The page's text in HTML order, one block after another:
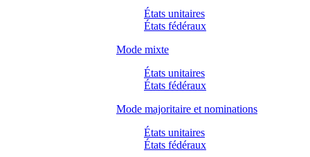
États unitaires
États fédéraux
Mode mixte
États unitaires
États fédéraux
Mode majoritaire et nominations
États unitaires
États fédéraux